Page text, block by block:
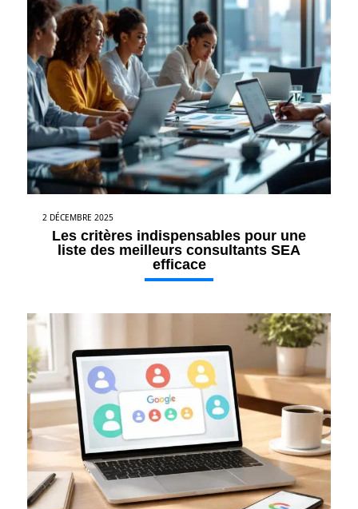
2 DÉCEMBRE 2025
Les critères indispensables pour une
liste des meilleurs consultants SEA
efficace